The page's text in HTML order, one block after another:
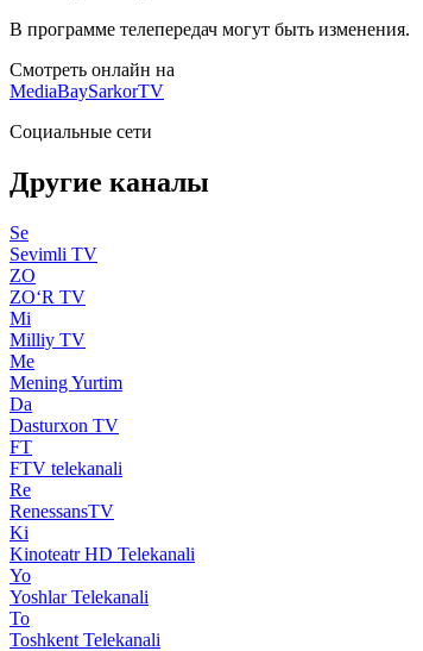
В программе телепередач могут быть изменения.
Смотреть онлайн на
MediaBaySarkorTV
Социальные сети
Другие каналы
Se
Sevimli TV
ZO
ZO‘R TV
Mi
Milliy TV
Me
Mening Yurtim
Da
Dasturxon TV
FT
FTV telekanali
Re
RenessansTV
Ki
Kinoteatr HD Telekanali
Yo
Yoshlar Telekanali
To
Toshkent Telekanali